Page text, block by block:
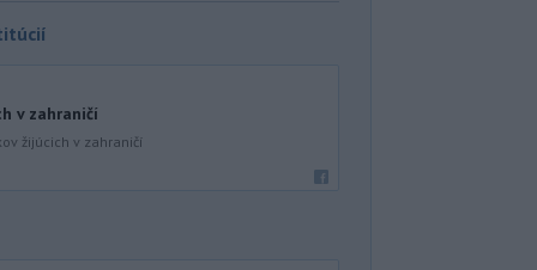
v zahraničí
žijúcich v zahraničí